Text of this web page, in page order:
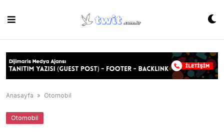
content
Anasayfa » Otomobil
Otomobil